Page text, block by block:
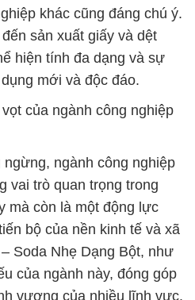
khác cũng đáng chú ý.
sản xuất giấy và dệt
hiện tính đa dạng và sự
mới và độc đáo.
của ngành công nghiệp
ngành công nghiệp
vai trò quan trọng trong
mà còn là một động lực
bộ của nền kinh tế và xã
Soda Nhẹ Dạng Bột, như
của ngành này, đóng góp
vượng của nhiều lĩnh vực.